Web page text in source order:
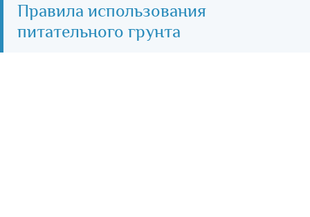
Правила использования
питательного грунта